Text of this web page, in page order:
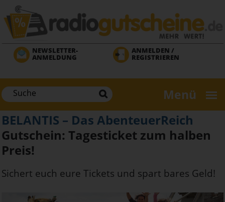
Direkt
zum
Inhalt
NEWSLETTER-
ANMELDUNG
ANMELDEN /
REGISTRIEREN
Menü
BELANTIS – Das AbenteuerReich
Gutschein: Tagesticket zum halben
Preis!
Sichert euch eure Tickets und spart bares Geld!